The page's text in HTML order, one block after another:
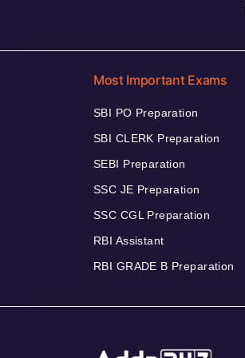
Most Important Exams
SBI PO Preparation
SBI CLERK Preparation
SEBI Preparation
SSC JE Preparation
SSC CGL Preparation
RBI Assistant
RBI GRADE B Preparation